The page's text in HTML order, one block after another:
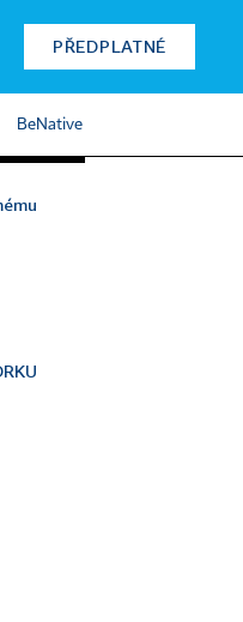
PŘEDPLATNÉ
BeNative